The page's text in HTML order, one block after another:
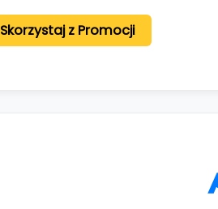
Skorzystaj z Promocji